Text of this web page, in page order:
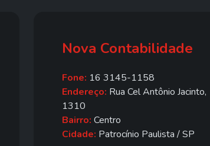
Nova Contabilidade
Fone: 16 3145-1158
Endereço: Rua Cel Antônio Jacinto,
1310
Bairro: Centro
Cidade: Patrocínio Paulista / SP